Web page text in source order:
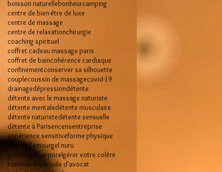
boisson naturellebonheurcamping
centre de bien-être de luxe
centre de massage
centre de relaxationchirurgie
coaching spirituel
coffret cadeau massage paris
coffret de baincohérence cardiaque
confinementconserver sa silhouette
couplecoussin de massagecovid-19
drainagedépressiondétente
détente avec le massage naturiste
détente mentaledétente musculaire
détente naturistedétente sensuelle
détente à Parisencensentreprise
expérience sensitiveforme physique
fête de l'amourgel nuru
gommage corporelgérer votre colère
hammamhiverhuile d'avocat